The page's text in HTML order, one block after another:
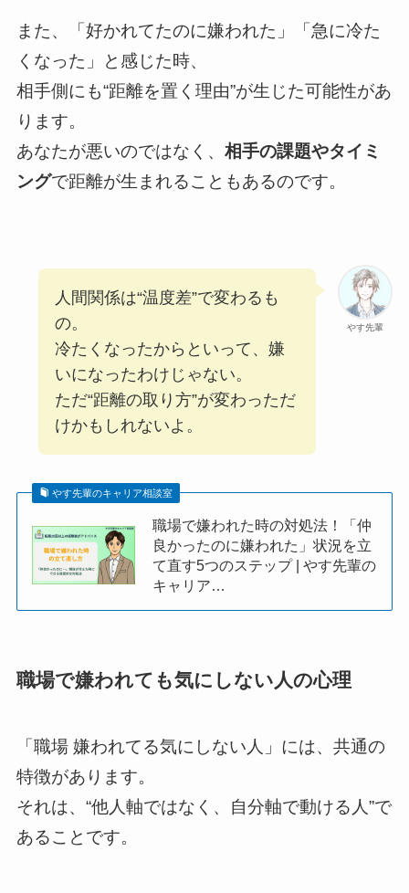
また、「好かれてたのに嫌われた」「急に冷た
くなった」と感じた時、
相手側にも“距離を置く理由”が生じた可能性があ
ります。
あなたが悪いのではなく、 相手の課題やタイミ
ングで距離が生まれることもあるのです。
やす先輩
人間関係は“温度差”で変わるも
の。
冷たくなったからといって、嫌
いになったわけじゃない。
ただ“距離の取り方”が変わっただ
けかもしれないよ。
やす先輩のキャリア相談室
職場で嫌われた時の対処法！「仲
良かったのに嫌われた」状況を立
て直す5つのステップ | やす先輩の
キャリア…
職場で嫌われても気にしない人の心理
「職場 嫌われてる気にしない人」には、共通の
特徴があります。
それは、“他人軸ではなく、自分軸で動ける人”で
あることです。